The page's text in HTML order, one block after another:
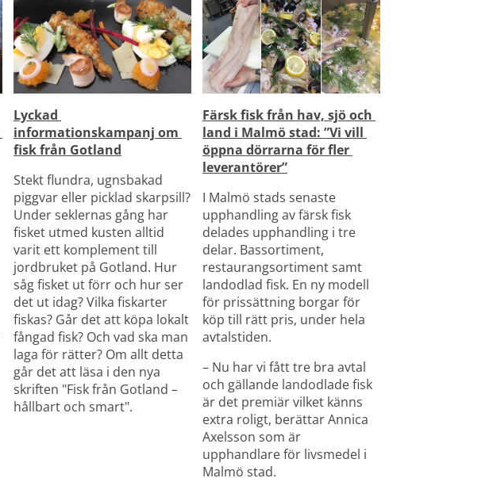
Lyckad
informationskampanj om
fisk från Gotland
Stekt flundra, ugnsbakad
piggvar eller picklad skarpsill?
Under seklernas gång har
fisket utmed kusten alltid
varit ett komplement till
jordbruket på Gotland. Hur
såg fisket ut förr och hur ser
det ut idag? Vilka fiskarter
fiskas? Går det att köpa lokalt
fångad fisk? Och vad ska man
laga för rätter? Om allt detta
går det att läsa i den nya
skriften "Fisk från Gotland –
hållbart och smart".
Färsk fisk från hav, sjö och
land i Malmö stad: ”Vi vill
öppna dörrarna för fler
leverantörer”
I Malmö stads senaste
upphandling av färsk fisk
delades upphandling i tre
delar. Bassortiment,
restaurangsortiment samt
landodlad fisk. En ny modell
för prissättning borgar för
köp till rätt pris, under hela
avtalstiden.
– Nu har vi fått tre bra avtal
och gällande landodlade fisk
är det premiär vilket känns
extra roligt, berättar Annica
Axelsson som är
upphandlare för livsmedel i
Malmö stad.